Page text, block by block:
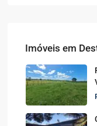
Imóveis em